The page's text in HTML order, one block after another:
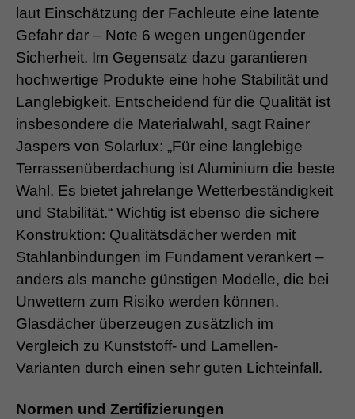
laut Einschätzung der Fachleute eine latente
Gefahr dar – Note 6 wegen ungenügender
Sicherheit. Im Gegensatz dazu garantieren
hochwertige Produkte eine hohe Stabilität und
Langlebigkeit. Entscheidend für die Qualität ist
insbesondere die Materialwahl, sagt Rainer
Jaspers von Solarlux: „Für eine langlebige
Terrassenüberdachung ist Aluminium die beste
Wahl. Es bietet jahrelange Wetterbeständigkeit
und Stabilität.“ Wichtig ist ebenso die sichere
Konstruktion: Qualitätsdächer werden mit
Stahlanbindungen im Fundament verankert –
anders als manche günstigen Modelle, die bei
Unwettern zum Risiko werden können.
Glasdächer überzeugen zusätzlich im
Vergleich zu Kunststoff- und Lamellen-
Varianten durch einen sehr guten Lichteinfall.
Normen und Zertifizierungen